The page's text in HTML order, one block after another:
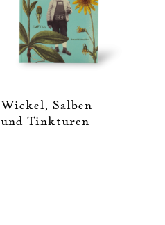
Wickel, Salben
und Tinkturen